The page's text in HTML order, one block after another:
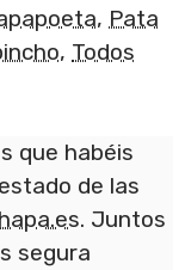
, Pata
, Todos
que habéis
de las
. Juntos
segura